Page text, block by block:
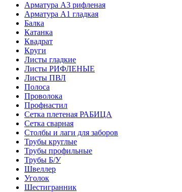
Арматура А3 рифленая
Арматура А1 гладкая
Балка
Катанка
Квадрат
Круги
Листы гладкие
Листы РИФЛЕНЫЕ
Листы ПВЛ
Полоса
Проволока
Профнастил
Сетка плетеная РАБИЦА
Сетка сварная
Столбы и лаги для заборов
Трубы круглые
Трубы профильные
Трубы Б/У
Швеллер
Уголок
Шестигранник